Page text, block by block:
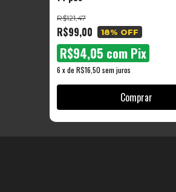
R$99,00
R$121,47
18% OFF
6 xdeR$16,50 sem juros
R$94,05 com Pix